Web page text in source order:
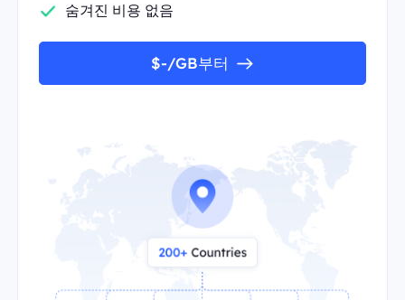
숨겨진 비용 없음
$-/GB부터